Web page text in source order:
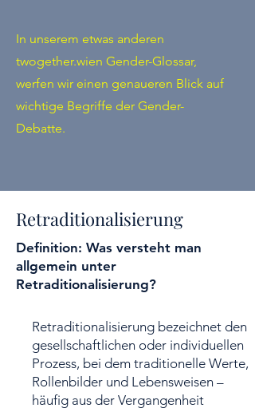
In unserem etwas anderen
twogether.wien Gender-Glossar,
werfen wir einen genaueren Blick auf
wichtige Begriffe der Gender-
Debatte.
Retraditionalisierung
Definition: Was versteht man
allgemein unter
Retraditionalisierung?
Retraditionalisierung bezeichnet den
gesellschaftlichen oder individuellen
Prozess, bei dem traditionelle Werte,
Rollenbilder und Lebensweisen –
häufig aus der Vergangenheit